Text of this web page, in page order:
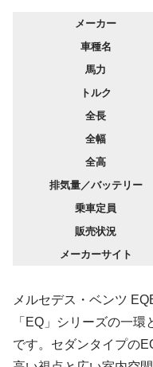
メーカー
車種名
馬力
トルク
全長
全幅
全高
排気量／バッテリー
乗車定員
販売状況
メーカーサイト
メルセデス・ベンツ
「EQ」シリーズの一
です。セダンタイプの